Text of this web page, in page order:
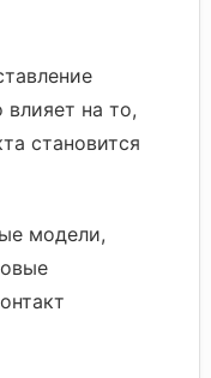
на то,
становится
модели,